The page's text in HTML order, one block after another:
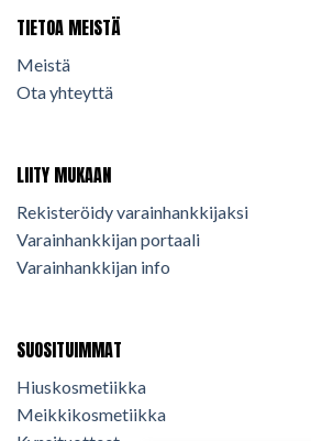
TIETOA MEISTÄ
Meistä
Ota yhteyttä
LIITY MUKAAN
Rekisteröidy varainhankkijaksi
Varainhankkijan portaali
Varainhankkijan info
SUOSITUIMMAT
Hiuskosmetiikka
Meikkikosmetiikka